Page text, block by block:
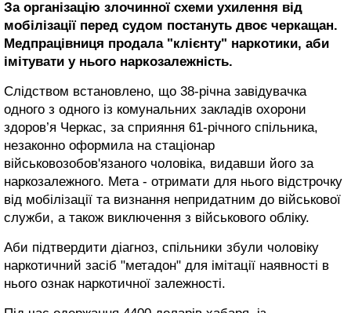
За організацію злочинної схеми ухилення від
мобілізації перед судом постануть двоє черкащан.
Медпрацівниця продала "клієнту" наркотики, аби
імітувати у нього наркозалежність.
Слідством встановлено, що 38-річна завідувачка
одного з одного із комунальних закладів охорони
здоров’я Черкас, за сприяння 61-річного спільника,
незаконно оформила на стаціонар
військовозобов'язаного чоловіка, видавши його за
наркозалежного. Мета - отримати для нього відстрочку
від мобілізації та визнання непридатним до військової
служби, а також виключення з військового обліку.
Аби підтвердити діагноз, спільники збули чоловіку
наркотичний засіб "метадон" для імітації наявності в
нього ознак наркотичної залежності.